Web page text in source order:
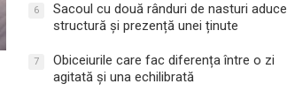
6
Sacoul cu două rânduri de nasturi aduce
structură și prezență unei ținute
7
Obiceiurile care fac diferența între o zi
agitată și una echilibrată